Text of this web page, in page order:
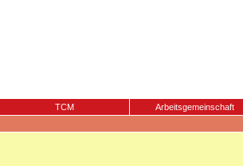
TCM Arbeitsgemeinschaft